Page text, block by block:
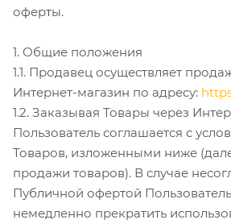
оферты.
1. Общие положения
1.1. Продавец осуществляет
Интернет-магазин по адресу:
1.2. Заказывая Товары через
Пользователь соглашается с
Товаров, изложенными ниже
продажи товаров). В случае
Публичной офертой
немедленно прекратить